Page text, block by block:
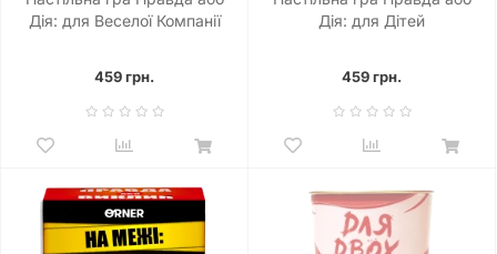
Дія: для Веселої Компанії
459 грн.
Дія: для Дітей
459 грн.